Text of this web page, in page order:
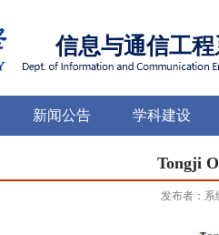
信息与通信工
新闻公告 学科建设
Tongji
发布者：系